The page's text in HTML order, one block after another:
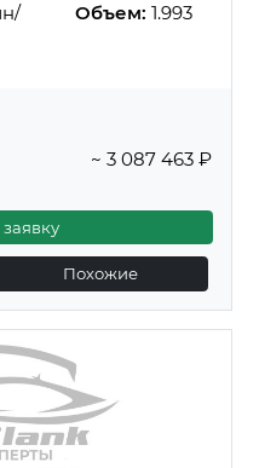
Объем: 1.993
~ 3 087 463 ₽
Похожие